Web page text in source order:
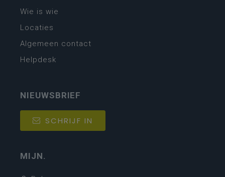
Wie is wie
Locaties
Algemeen contact
Helpdesk
NIEUWSBRIEF
SCHRIJF IN
MIJN.